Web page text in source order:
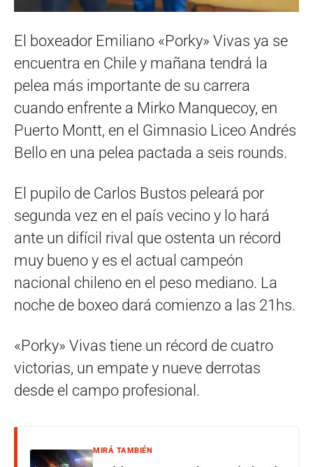
El boxeador Emiliano «Porky» Vivas ya se
encuentra en Chile y mañana tendrá la
pelea más importante de su carrera
cuando enfrente a Mirko Manquecoy, en
Puerto Montt, en el Gimnasio Liceo Andrés
Bello en una pelea pactada a seis rounds.
El pupilo de Carlos Bustos peleará por
segunda vez en el país vecino y lo hará
ante un difícil rival que ostenta un récord
muy bueno y es el actual campeón
nacional chileno en el peso mediano. La
noche de boxeo dará comienzo a las 21hs.
«Porky» Vivas tiene un récord de cuatro
victorias, un empate y nueve derrotas
desde el campo profesional.
MIRÁ TAMBIÉN